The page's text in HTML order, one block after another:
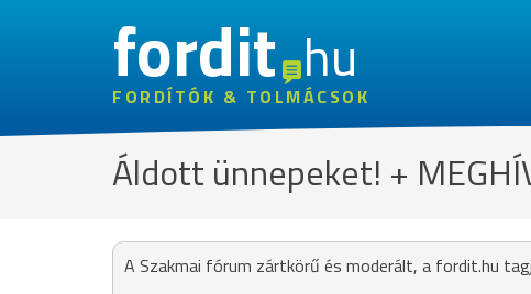
fordithu
FORDÍTÓK & TOLMÁCSOK
Áldott ünnepeket! +
A Szakmai fórum zártkörű és moderált, a fordit.hu